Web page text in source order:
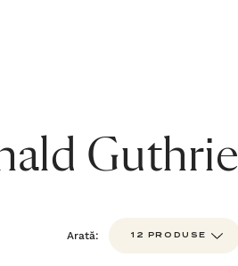
Guthrie
Arată: